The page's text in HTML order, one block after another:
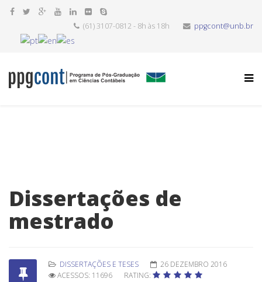
(61) 3107-0812 - 8h às 18h ppgcont@unb.br
Dissertações de
mestrado
DISSERTAÇÕES E TESES
26 DEZEMBRO 2016
ACESSOS: 11696
RATING: